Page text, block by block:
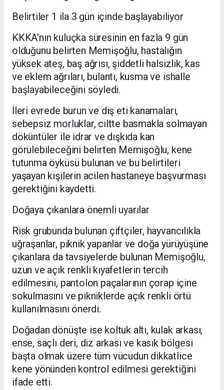
Belirtiler 1 ila 3 gün içinde başlayabiliyor
KKKA'nın kuluçka süresinin en fazla 9 gün
olduğunu belirten Memişoğlu, hastalığın
yüksek ateş, baş ağrısı, şiddetli halsizlik, kas
ve eklem ağrıları, bulantı, kusma ve ishalle
başlayabileceğini söyledi.
İleri evrede burun ve diş eti kanamaları,
sebepsiz morluklar, ciltte basmakla solmayan
döküntüler ile idrar ve dışkıda kan
görülebileceğini belirten Memişoğlu, kene
tutunma öyküsü bulunan ve bu belirtileri
yaşayan kişilerin acilen hastaneye başvurması
gerektiğini kaydetti.
Doğaya çıkanlara önemli uyarılar
Risk grubunda bulunan çiftçiler, hayvancılıkla
uğraşanlar, piknik yapanlar ve doğa yürüyüşüne
çıkanlara da tavsiyelerde bulunan Memişoğlu,
uzun ve açık renkli kıyafetlerin tercih
edilmesini, pantolon paçalarının çorap içine
sokulmasını ve pikniklerde açık renkli örtü
kullanılmasını önerdi.
Doğadan dönüşte ise koltuk altı, kulak arkası,
ense, saçlı deri, diz arkası ve kasık bölgesi
başta olmak üzere tüm vücudun dikkatlice
kene yönünden kontrol edilmesi gerektiğini
ifade etti.